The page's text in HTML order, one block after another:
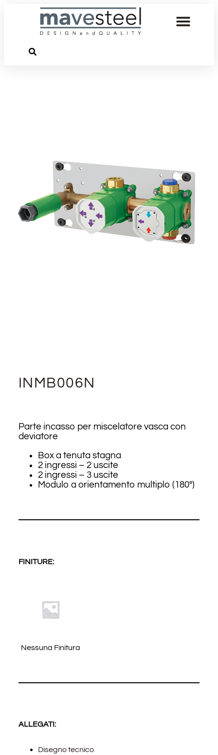
INMB006N
Parte incasso per miscelatore vasca con
deviatore
Box a tenuta stagna
2 ingressi – 2 uscite
2 ingressi – 3 uscite
Modulo a orientamento multiplo (180°)
FINITURE:
Nessuna Finitura
ALLEGATI:
Disegno tecnico